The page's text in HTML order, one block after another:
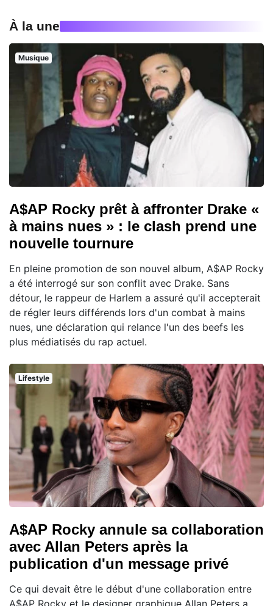
À la une
Musique
A$AP Rocky prêt à affronter Drake «
à mains nues » : le clash prend une
nouvelle tournure
En pleine promotion de son nouvel album, A$AP Rocky
a été interrogé sur son conflit avec Drake. Sans
détour, le rappeur de Harlem a assuré qu'il accepterait
de régler leurs différends lors d'un combat à mains
nues, une déclaration qui relance l'un des beefs les
plus médiatisés du rap actuel.
Lifestyle
A$AP Rocky annule sa collaboration
avec Allan Peters après la
publication d'un message privé
Ce qui devait être le début d'une collaboration entre